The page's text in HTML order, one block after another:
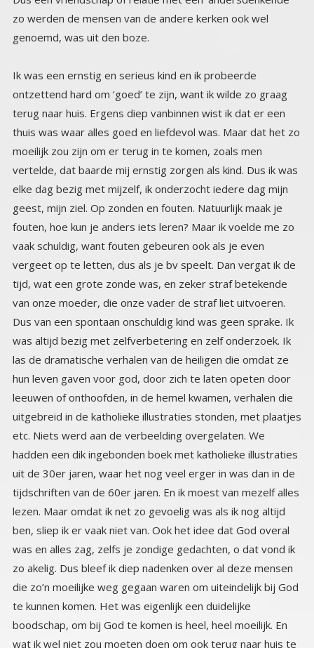
genoemd, was uit den boze.
Ik was een ernstig en serieus kind en ik probeerde
ontzettend hard om ‘goed’ te zijn, want ik wilde zo graag
terug naar huis. Ergens diep vanbinnen wist ik dat er een
thuis was waar alles goed en liefdevol was. Maar dat het zo
moeilijk zou zijn om er terug in te komen, zoals men
vertelde, dat baarde mij ernstig zorgen als kind. Dus ik was
elke dag bezig met mijzelf, ik onderzocht iedere dag mijn
geest, mijn ziel. Op zonden en fouten. Natuurlijk maak je
fouten, hoe kun je anders iets leren? Maar ik voelde me zo
vaak schuldig, want fouten gebeuren ook als je even
vergeet op te letten, dus als je bv speelt. Dan vergat ik de
tijd, wat een grote zonde was, en zeker straf betekende
van onze moeder, die onze vader de straf liet uitvoeren.
Dus van een spontaan onschuldig kind was geen sprake. Ik
was altijd bezig met zelfverbetering en zelf onderzoek. Ik
las de dramatische verhalen van de heiligen die omdat ze
hun leven gaven voor god, door zich te laten opeten door
leeuwen of onthoofden, in de hemel kwamen, verhalen die
uitgebreid in de katholieke illustraties stonden, met plaatjes
etc. Niets werd aan de verbeelding overgelaten. We
hadden een dik ingebonden boek met katholieke illustraties
uit de 30er jaren, waar het nog veel erger in was dan in de
tijdschriften van de 60er jaren. En ik moest van mezelf alles
lezen. Maar omdat ik net zo gevoelig was als ik nog altijd
ben, sliep ik er vaak niet van. Ook het idee dat God overal
was en alles zag, zelfs je zondige gedachten, o dat vond ik
zo akelig. Dus bleef ik diep nadenken over al deze mensen
die zo’n moeilijke weg gegaan waren om uiteindelijk bij God
te kunnen komen. Het was eigenlijk een duidelijke
boodschap, om bij God te komen is heel, heel moeilijk. En
wat ik wel niet zou moeten doen om ook terug naar huis te
kunnen. Hij zorgt ervoor dat er bijna niemand de weg
terug kan gaan, want je mag niet genieten, niet zorgeloos
zijn, niet spelen. Dat zijn allemaal zonden. Ik had er een hard
hoofd in, ik zou dat nooit kunnen opbrengen, en in mijn
fantasieën, dacht ik alles uit, of ik de moed zou hebben, me
te laten onthoofden als het zover zou komen, of op de
brandstapel te stappen. Ik vergat in die tussentijd om te